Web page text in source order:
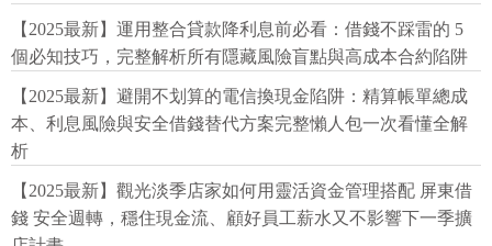
【2025最新】運用整合貸款降利息前必看：借錢不踩雷的 5
個必知技巧，完整解析所有隱藏風險盲點與高成本合約陷阱
【2025最新】避開不划算的電信換現金陷阱：精算帳單總成
本、利息風險與安全借錢替代方案完整懶人包一次看懂全解
析
【2025最新】觀光淡季店家如何用靈活資金管理搭配 屏東借
錢 安全週轉，穩住現金流、顧好員工薪水又不影響下一季擴